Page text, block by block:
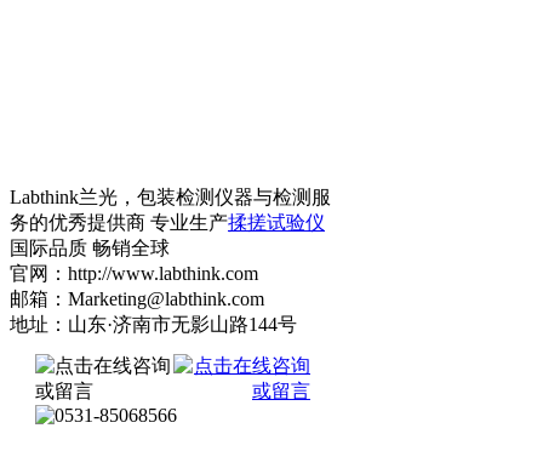
Labthink兰光，包装检测仪器与检测服
务的优秀提供商 专业生产揉搓试验仪
国际品质 畅销全球
官网：http://www.labthink.com
邮箱：Marketing@labthink.com
地址：山东·济南市无影山路144号